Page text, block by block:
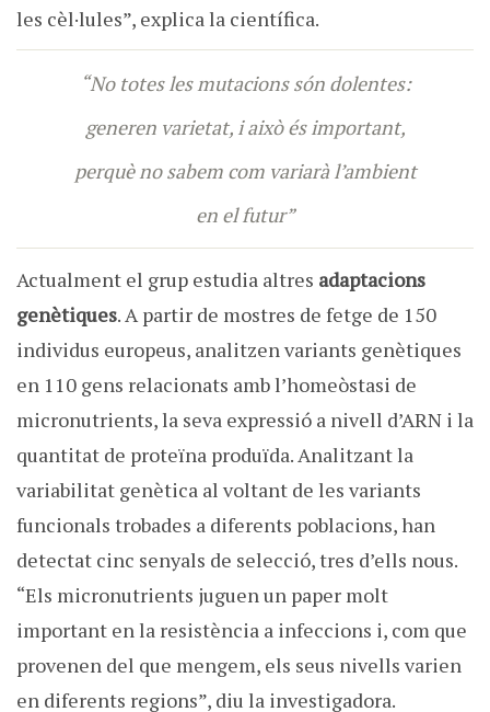
les cèl·lules”, explica la científica.
“No totes les mutacions són dolentes:
generen varietat, i això és important,
perquè no sabem com variarà l’ambient
en el futur”
Actualment el grup estudia altres adaptacions
genètiques. A partir de mostres de fetge de 150
individus europeus, analitzen variants genètiques
en 110 gens relacionats amb l’homeòstasi de
micronutrients, la seva expressió a nivell d’ARN i la
quantitat de proteïna produïda. Analitzant la
variabilitat genètica al voltant de les variants
funcionals trobades a diferents poblacions, han
detectat cinc senyals de selecció, tres d’ells nous.
“Els micronutrients juguen un paper molt
important en la resistència a infeccions i, com que
provenen del que mengem, els seus nivells varien
en diferents regions”, diu la investigadora.